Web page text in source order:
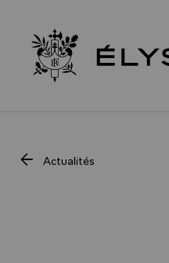
Retour à l’accueil Élysée
Actualités